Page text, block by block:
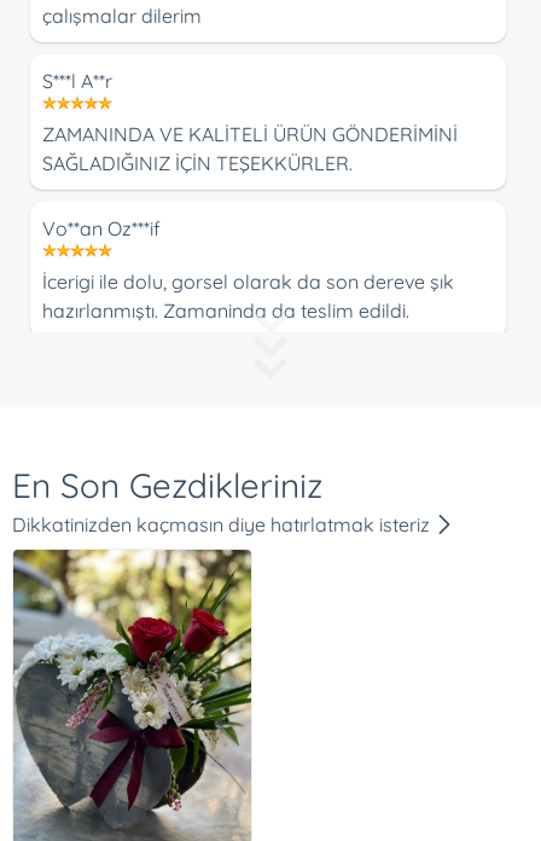
çalışmalar dilerim
S***l A**r
ZAMANINDA VE KALİTELİ ÜRÜN GÖNDERİMİNİ
SAĞLADIĞINIZ İÇİN TEŞEKKÜRLER.
Vo**an Oz***if
İcerigi ile dolu, gorsel olarak da son dereve şık
hazırlanmıştı. Zamaninda da teslim edildi.
Gu**um Ya**in
Hizmet kaliteniz ve hızınız için teşekkür ediyorum,
mutlu günler...
B***k A*p
Tam anlamıyla beklediğim gibi geldi...Her şey için
teşekkürler... Harikasınız!
Du*****li Bi**ci
En Son Gezdikleriniz
Dikkatinizden kaçmasın diye hatırlatmak isteriz